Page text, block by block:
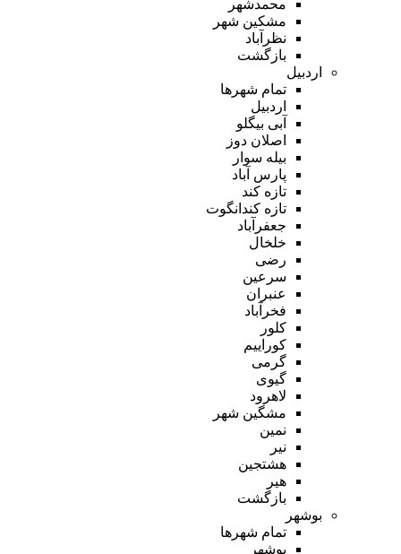
محمدشهر
مشکین شهر
نظرآباد
بازگشت
اردبیل
تمام شهر‌ها
اردبیل
آبی بیگلو
اصلان دوز
بیله سوار
پارس آباد
تازه کند
تازه کندانگوت
جعفرآباد
خلخال
رضی
سرعین
عنبران
فخرآباد
کلور
کوراییم
گرمی
گیوی
لاهرود
مشگین شهر
نمین
نیر
هشتجین
هیر
بازگشت
بوشهر
تمام شهر‌ها
بوشهر